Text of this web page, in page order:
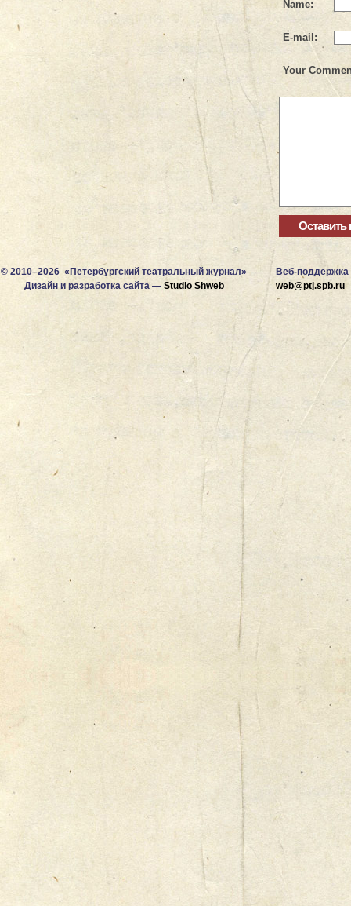
Name:
E-mail:
Your
© 2010–2026 «Петербургский театральный журнал»
Дизайн и разработка сайта — Studio Shweb
Веб-поддержка
web@ptj.spb.ru